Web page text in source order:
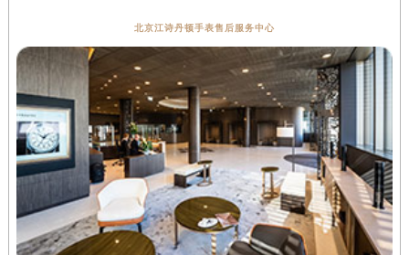
北京江诗丹顿手表售后服务中心